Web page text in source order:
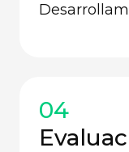
04